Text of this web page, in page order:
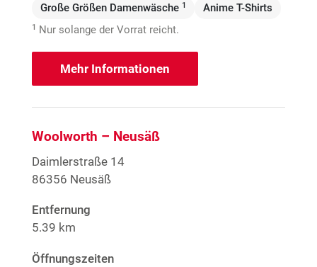
Große Größen Damenwäsche 1 Anime T-Shirts
1 Nur solange der Vorrat reicht.
Mehr Informationen
Woolworth – Neusäß
Daimlerstraße 14
86356 Neusäß
Entfernung
5.39 km
Öffnungszeiten